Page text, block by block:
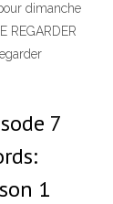
dimanche
REGARDER
7
1